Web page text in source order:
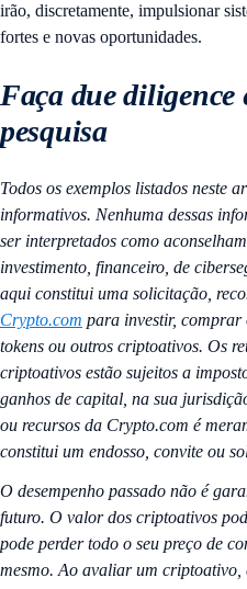
irão, discretamente, impulsionar
fortes e novas oportunidades.
Faça due diligence
pesquisa
Todos os exemplos listados neste
informativos. Nenhuma dessas
ser interpretados como
investimento, financeiro, de
aqui constitui uma solicitação,
Crypto.com para investir, comprar
tokens ou outros criptoativos. Os
criptoativos estão sujeitos a
ganhos de capital, na sua
ou recursos da Crypto.com é
constitui um endosso, convite ou
O desempenho passado não é
futuro. O valor dos criptoativos
pode perder todo o seu preço de
mesmo. Ao avaliar um criptoativo,